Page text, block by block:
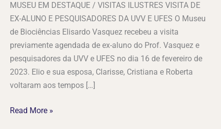
MUSEU EM DESTAQUE / VISITAS ILUSTRES VISITA DE
EX-ALUNO E PESQUISADORES DA UVV E UFES O Museu
de Biociências Elisardo Vasquez recebeu a visita
previamente agendada de ex-aluno do Prof. Vasquez e
pesquisadores da UVV e UFES no dia 16 de fevereiro de
2023. Elio e sua esposa, Clarisse, Cristiana e Roberta
voltaram aos tempos […]
Read More »